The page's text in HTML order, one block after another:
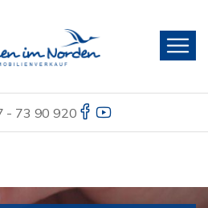
- 73 90 920